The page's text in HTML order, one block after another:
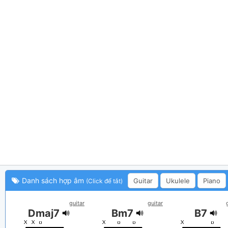
Danh sách hợp âm (Click để tắt) Guitar Ukulele Piano
guitar
Dmaj7
guitar
Bm7 B7